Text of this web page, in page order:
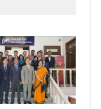
impuesta
el